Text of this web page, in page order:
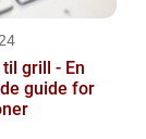
grill - En
guide for